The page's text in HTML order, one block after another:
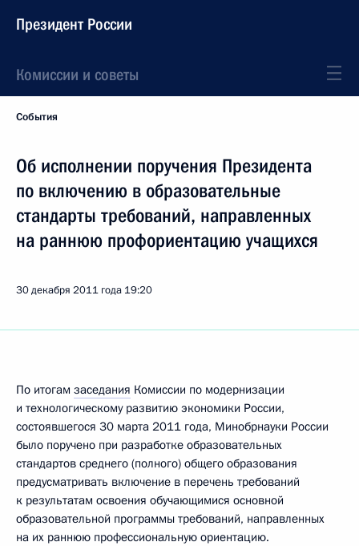
Президент России
Комиссии и советы
События
Об исполнении поручения Президента
по включению в образовательные
стандарты требований, направленных
на раннюю профориентацию учащихся
30 декабря 2011 года 19:20
По итогам заседания Комиссии по модернизации
и технологическому развитию экономики России,
состоявшегося 30 марта 2011 года, Минобрнауки России
было поручено при разработке образовательных
стандартов среднего (полного) общего образования
предусматривать включение в перечень требований
к результатам освоения обучающимися основной
образовательной программы требований, направленных
на их раннюю профессиональную ориентацию.